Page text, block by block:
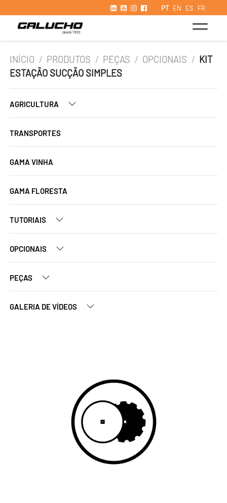
PT EN ES FR
INÍCIO / PRODUTOS / PEÇAS / OPCIONAIS / KIT
ESTAÇÃO SUCÇÃO SIMPLES
AGRICULTURA
TRANSPORTES
GAMA VINHA
GAMA FLORESTA
TUTORIAIS
OPCIONAIS
PEÇAS
GALERIA DE VÍDEOS